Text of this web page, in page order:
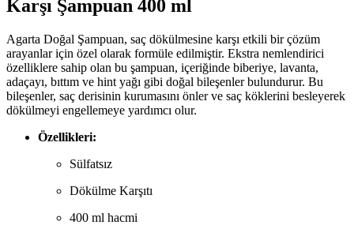
Karşı Şampuan 400 ml
Agarta Doğal Şampuan, saç dökülmesine karşı etkili bir çözüm
arayanlar için özel olarak formüle edilmiştir. Ekstra nemlendirici
özelliklere sahip olan bu şampuan, içeriğinde biberiye, lavanta,
adaçayı, bıttım ve hint yağı gibi doğal bileşenler bulundurur. Bu
bileşenler, saç derisinin kurumasını önler ve saç köklerini besleyerek
dökülmeyi engellemeye yardımcı olur.
Özellikleri:
Sülfatsız
Dökülme Karşıtı
400 ml hacmi